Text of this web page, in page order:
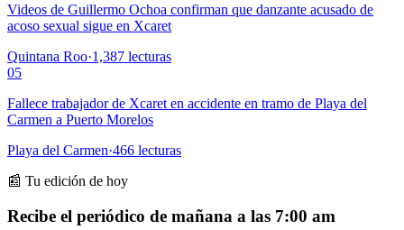
Videos de Guillermo Ochoa confirman que danzante acusado de
acoso sexual sigue en Xcaret
Quintana Roo·1,387 lecturas
05
Fallece trabajador de Xcaret en accidente en tramo de Playa del
Carmen a Puerto Morelos
Playa del Carmen·466 lecturas
📰 Tu edición de hoy
Recibe el periódico de mañana a las 7:00 am